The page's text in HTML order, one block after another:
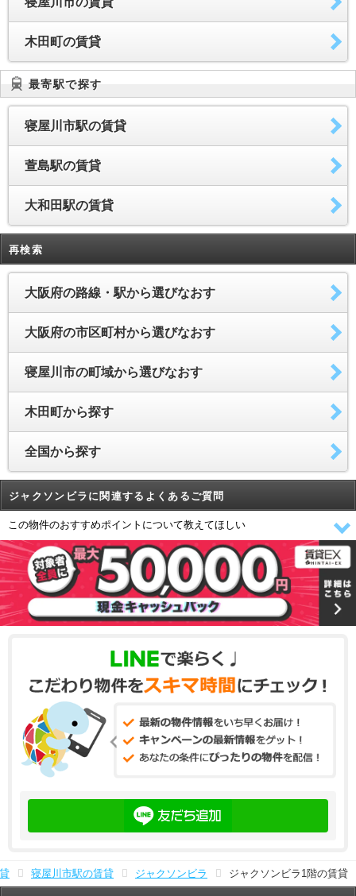
木田町の賃貸
最寄駅で探す
寝屋川市駅の賃貸
萱島駅の賃貸
大和田駅の賃貸
再検索
大阪府の路線・駅から選びなおす
大阪府の市区町村から選びなおす
寝屋川市の町域から選びなおす
木田町から探す
全国から探す
ジャクソンビラに関連するよくあるご質問
この物件のおすすめポイントについて教えてほしい
寝屋川市駅の賃貸 ジャクソンビラ ジャクソンビラ1階の賃貸